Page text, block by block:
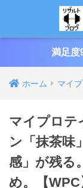
満足
ホーム マイ
マイプロテ
ン「抹茶味
感」が残る
め。【WPC